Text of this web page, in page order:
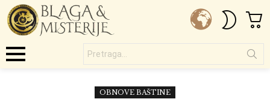
SKIN
OBNOVE BAŠTINE